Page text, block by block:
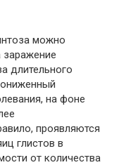
можно
заражение
длительного
на фоне
проявляются
глистов в
от количества